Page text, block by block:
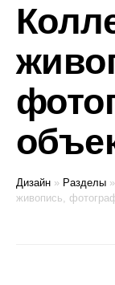
Дизайн » Разделы »
живопись,